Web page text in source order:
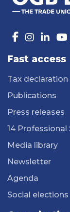
Fast access
Tax declaration
Publications
Press releases
14 Professional
Media library
Newsletter
Agenda
Social